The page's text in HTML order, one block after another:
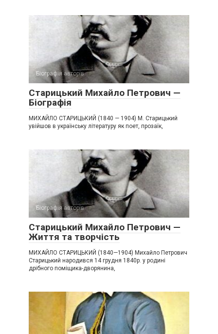
Біографія авторів
Старицький Михайло Петрович —
Біографія
МИХАЙЛО СТАРИЦЬКИЙ (1840 — 1904) М. Старицький
увійшов в українську літературу як поет, прозаїк,
Біографія авторів
Старицький Михайло Петрович —
Життя та творчість
МИХАЙЛО СТАРИЦЬКИЙ (1840—1904) Михайло Петрович
Старицький народився 14 грудня 1840р. у родині
дрібного поміщика-дворянина,